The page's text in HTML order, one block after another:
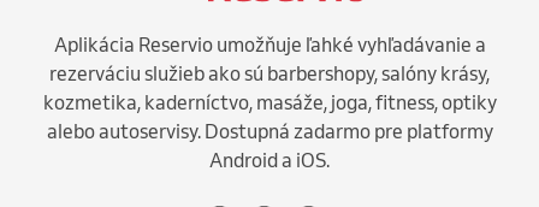
Aplikácia Reservio umožňuje ľahké vyhľadávanie a
rezerváciu služieb ako sú barbershopy, salóny krásy,
kozmetika, kaderníctvo, masáže, joga, fitness, optiky
alebo autoservisy. Dostupná zadarmo pre platformy
Android a iOS.